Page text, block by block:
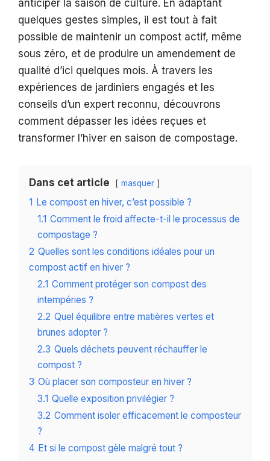
anticiper la saison de culture. En adaptant
quelques gestes simples, il est tout à fait
possible de maintenir un compost actif, même
sous zéro, et de produire un amendement de
qualité d’ici quelques mois. À travers les
expériences de jardiniers engagés et les
conseils d’un expert reconnu, découvrons
comment dépasser les idées reçues et
transformer l’hiver en saison de compostage.
Dans cet article masquer
1 Le compost en hiver, c’est possible ?
1.1 Comment le froid affecte-t-il le processus de
compostage ?
2 Quelles sont les conditions idéales pour un
compost actif en hiver ?
2.1 Comment protéger son compost des
intempéries ?
2.2 Quel équilibre entre matières vertes et
brunes adopter ?
2.3 Quels déchets peuvent réchauffer le
compost ?
3 Où placer son composteur en hiver ?
3.1 Quelle exposition privilégier ?
3.2 Comment isoler efficacement le composteur
?
4 Et si le compost gèle malgré tout ?